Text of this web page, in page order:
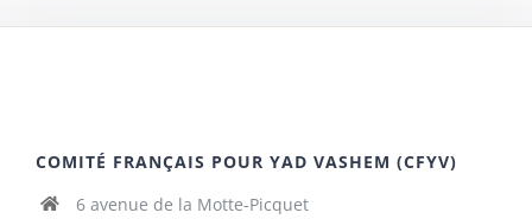
COMITÉ FRANÇAIS POUR YAD VASHEM (CFYV)
6 avenue de la Motte-Picquet